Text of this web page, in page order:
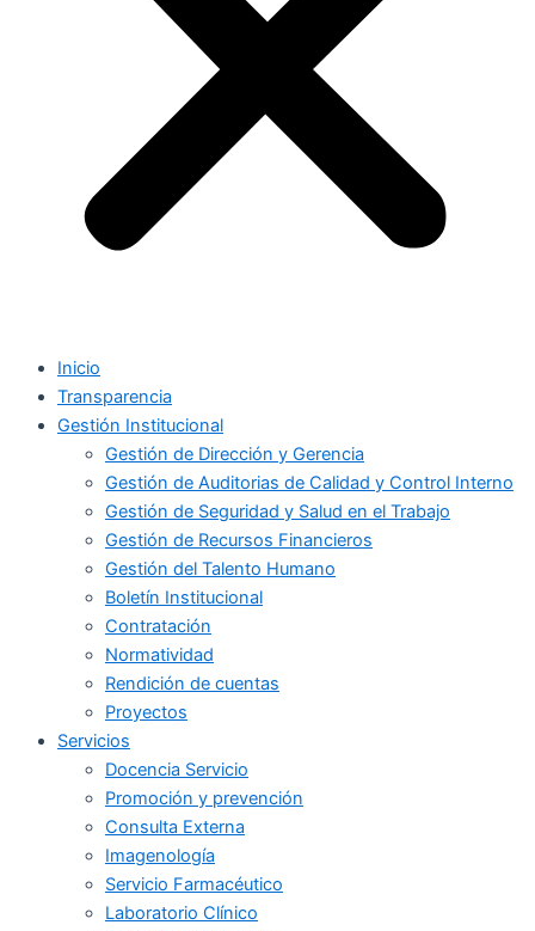
Inicio
Transparencia
Gestión Institucional
Gestión de Dirección y Gerencia
Gestión de Auditorias de Calidad y Control Interno
Gestión de Seguridad y Salud en el Trabajo
Gestión de Recursos Financieros
Gestión del Talento Humano
Boletín Institucional
Contratación
Normatividad
Rendición de cuentas
Proyectos
Servicios
Docencia Servicio
Promoción y prevención
Consulta Externa
Imagenología
Servicio Farmacéutico
Laboratorio Clínico